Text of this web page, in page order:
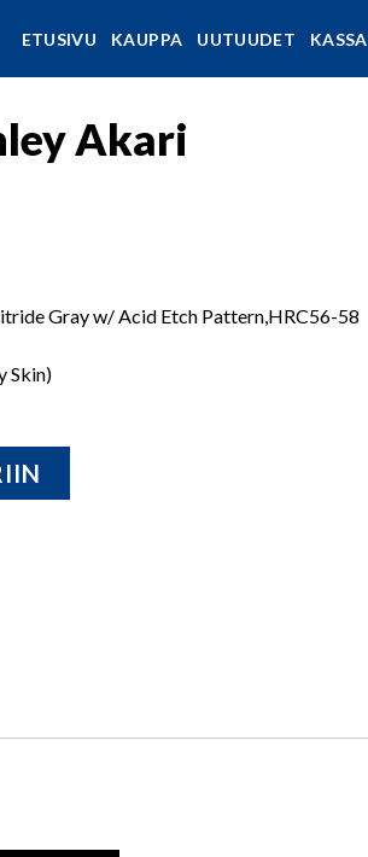
ETUSIVU KAUPPA UUTUUDET KASSA
Akari
Gray w/ Acid Etch Pattern,HRC56-58
Skin)